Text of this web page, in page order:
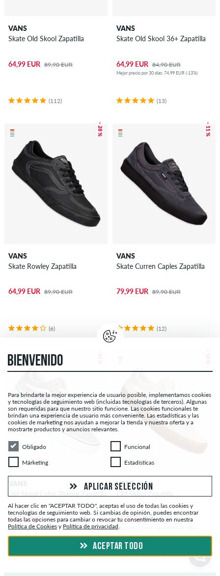
VANS
Skate Old Skool Zapatilla
64,99 EUR 89,90 EUR
(112)
VANS
Skate Old Skool 36+ Zapatilla
64,99 EUR 84,90 EUR
Mejor precio por 30 días: 74,99 EUR (-13%)
(13)
– 28 %
VANS
Skate Rowley Zapatilla
64,99 EUR 89,90 EUR
(6)
– 11 %
VANS
Skate Curren Caples Zapatilla
79,99 EUR 89,90 EUR
(12)
– 44 %
44,99 EUR 79,90 EUR
Mejor precio por 30 días: 49,99 EUR (-10%)
– 18 %
VANS
69,99 EUR 84,90 EUR
Mejor precio por 30 días: 64,99 EUR (+8%)
(75)
BIENVENIDO
Para brindarte la mejor experiencia de usuario posible, implementamos cookies
y tecnologías de seguimiento web (incluidas tecnologías de terceros). Algunas
son requeridas para que nuestro sitio funcione. Las cookies funcionales te
brindan una experiencia de usuario más conveniente. Las estadísticas y las
cookies de marketing nos ayudan a mejorar la tienda y nuestra oferta y a
mostrarte productos y anuncios relevantes.
ObligadoObligado FuncionalFuncional
MárketingMárketing EstadísticasEstadísticas
APLICAR SELECCIÓN
Al hacer clic en "ACEPTAR TODO", aceptas el uso de todas las cookies y
tecnologías de seguimiento web. Si cambias de opinión, puedes encontrar
todas las opciones para cambiar o revocar tu consentimiento en nuestra
Política de Cookies y Política de privacidad.
ACEPTAR TODO